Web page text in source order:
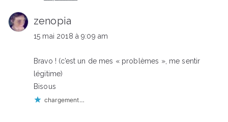
zenopia
15 mai 2018 à 9:09 am
Bravo ! (c’est un de mes « problèmes », me sentir
légitime)
Bisous
chargement…